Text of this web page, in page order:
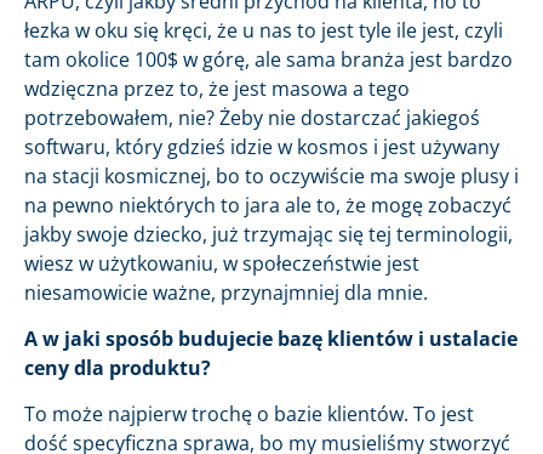
łezka w oku się kręci, że u nas to jest tyle ile jest, czyli
tam okolice 100$ w górę, ale sama branża jest bardzo
wdzięczna przez to, że jest masowa a tego
potrzebowałem, nie? Żeby nie dostarczać jakiegoś
softwaru, który gdzieś idzie w kosmos i jest używany
na stacji kosmicznej, bo to oczywiście ma swoje plusy i
na pewno niektórych to jara ale to, że mogę zobaczyć
jakby swoje dziecko, już trzymając się tej terminologii,
wiesz w użytkowaniu, w społeczeństwie jest
niesamowicie ważne, przynajmniej dla mnie.
A w jaki sposób budujecie bazę klientów i ustalacie
ceny dla produktu?
To może najpierw trochę o bazie klientów. To jest
dość specyficzna sprawa, bo my musieliśmy stworzyć